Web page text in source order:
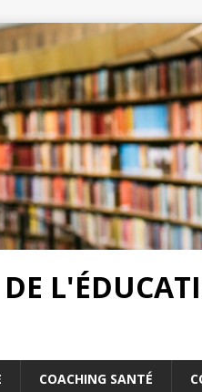
COACHING SANTÉ